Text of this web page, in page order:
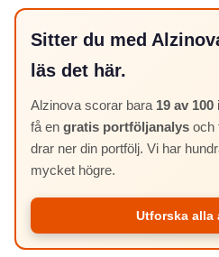
Sitter du med
läs det här.
Alzinova scorar bara 19 av 100
få en gratis portföljanalys och
drar ner din portfölj. Vi har
mycket högre.
Utforska alla